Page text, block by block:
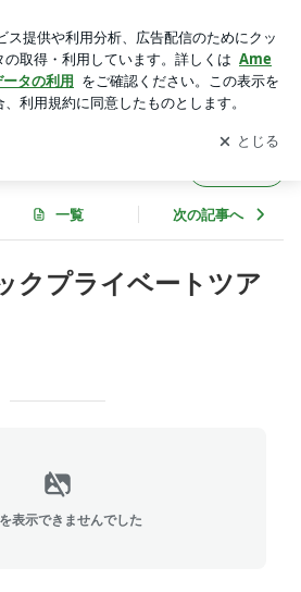
日和
て ブログの更新通知
を受け取りまし
開く
一覧 次の記事へ
クプライベートツア
表示できませんでした